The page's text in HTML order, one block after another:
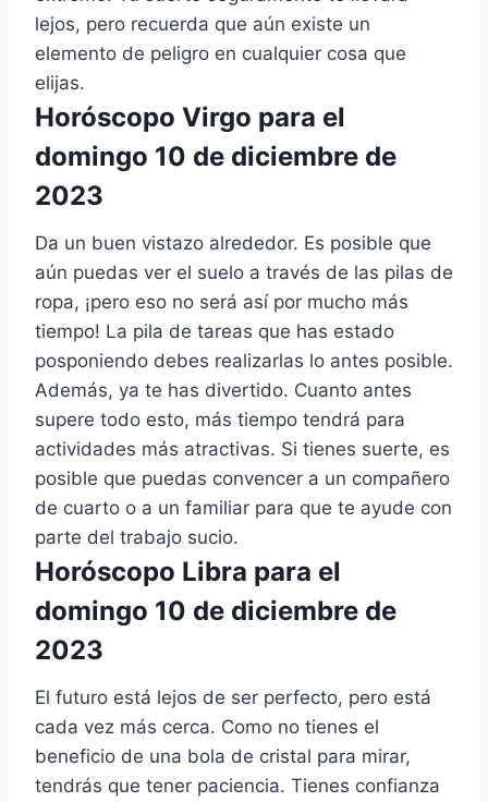
lejos, pero recuerda que aún existe un
elemento de peligro en cualquier cosa que
elijas.
Horóscopo Virgo para el
domingo 10 de diciembre de
2023
Da un buen vistazo alrededor. Es posible que
aún puedas ver el suelo a través de las pilas de
ropa, ¡pero eso no será así por mucho más
tiempo! La pila de tareas que has estado
posponiendo debes realizarlas lo antes posible.
Además, ya te has divertido. Cuanto antes
supere todo esto, más tiempo tendrá para
actividades más atractivas. Si tienes suerte, es
posible que puedas convencer a un compañero
de cuarto o a un familiar para que te ayude con
parte del trabajo sucio.
Horóscopo Libra para el
domingo 10 de diciembre de
2023
El futuro está lejos de ser perfecto, pero está
cada vez más cerca. Como no tienes el
beneficio de una bola de cristal para mirar,
tendrás que tener paciencia. Tienes confianza